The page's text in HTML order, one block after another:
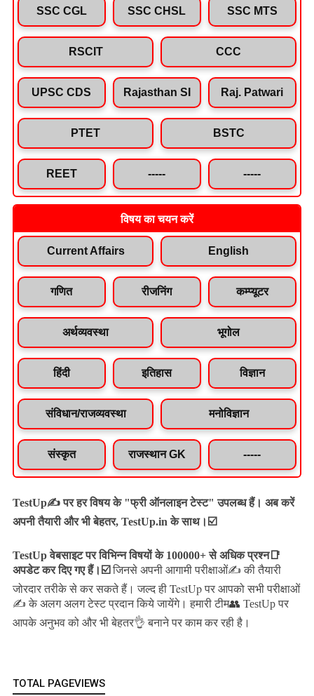
SSC CGL SSC CHSL SSC MTS
RSCIT CCC
UPSC CDS Rajasthan SI Raj. Patwari
PTET BSTC
REET ----- -----
विषय का चयन करें
Current Affairs English
गणित रीजनिंग कम्प्यूटर
अर्थव्यवस्था भूगोल
हिंदी इतिहास विज्ञान
संविधान/राजव्यवस्था मनोविज्ञान
संस्कृत राजस्थान GK -----
TestUp✍️ पर हर विषय के "फ्री ऑनलाइन टेस्ट" उपलब्ध हैं। अब करें
अपनी तैयारी और भी बेहतर, TestUp.in के साथ।☑️
TestUp वेबसाइट पर विभिन्न विषयों के 100000+ से अधिक प्रश्न📑
अपडेट कर दिए गए हैं। ☑️ जिनसे अपनी आगामी परीक्षाओं✍️ की तैयारी
जोरदार तरीके से कर सकते हैं।जल्द ही TestUp पर आपको सभी परीक्षाओं
✍️ के अलग अलग टेस्ट प्रदान किये जायेंगे। हमारी टीम👥 TestUp पर
आपके अनुभव को और भी बेहतर👌 बनाने पर काम कर रही है।
TOTAL PAGEVIEWS